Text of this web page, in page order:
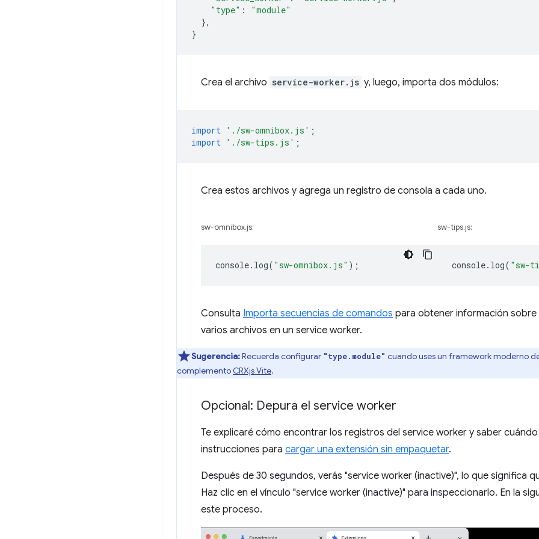
"type" :
"module"
},
}
Crea el archivo service-worker.js y, luego, importa dos módulos:
import './sw-omnibox.js' ;
import './sw-tips.js' ;
Crea estos archivos y agrega un registro de consola a cada uno.
sw-omnibox.js:
console. log( "sw-omnibox.js" );
sw-tips.js:
console. log( "sw-
Consulta Importa secuencias de comandos para obtener información
varios archivos en un service worker.
Sugerencia:Recuerda configurar "type.module" cuando uses un framework moderno
complemento CRXjs Vite.
Opcional: Depura el service worker
Te explicaré cómo encontrar los registros del service worker y saber cuándo
instrucciones para cargar una extensión sin empaquetar.
Después de 30 segundos, verás "service worker (inactive)", lo que significa
Haz clic en el vínculo "service worker (inactive)" para inspeccionarlo. En la
este proceso.